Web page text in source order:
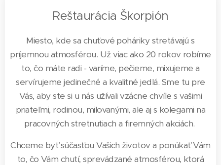
Reštaurácia Škorpión
Miesto, kde sa chuťové poháriky stretávajú s
príjemnou atmosférou. Už viac ako 20 rokov robíme
to, čo máte radi - varíme, pečieme, mixujeme a
servírujeme jedinečné a kvalitné jedlá. Sme tu pre
Vás, aby ste si u nás užívali vzácne chvíle s vašimi
priateľmi, rodinou, milovanými, ale aj s kolegami na
pracovných stretnutiach a firemných akciách.
Chceme byť súčasťou Vašich životov a ponúkať Vám
to, čo Vám chutí, sprevádzané atmosférou, ktorá